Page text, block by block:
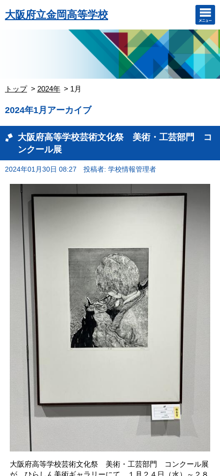
大阪府立金岡高等学校
トップ 2024年 1月
2024年1月アーカイブ
大阪府高等学校芸術文化祭 美術・工芸部門 コ
ンクール展
2024年01月30日 08:27 投稿者: 学校情報管理者
大阪府高等学校芸術文化祭 美術・工芸部門 コンクール展